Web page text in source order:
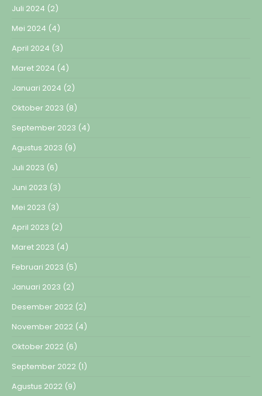
Juli 2024 (2)
Mei 2024 (4)
April 2024 (3)
Maret 2024 (4)
Januari 2024 (2)
Oktober 2023 (8)
September 2023 (4)
Agustus 2023 (9)
Juli 2023 (6)
Juni 2023 (3)
Mei 2023 (3)
April 2023 (2)
Maret 2023 (4)
Februari 2023 (5)
Januari 2023 (2)
Desember 2022 (2)
November 2022 (4)
Oktober 2022 (6)
September 2022 (1)
Agustus 2022 (9)